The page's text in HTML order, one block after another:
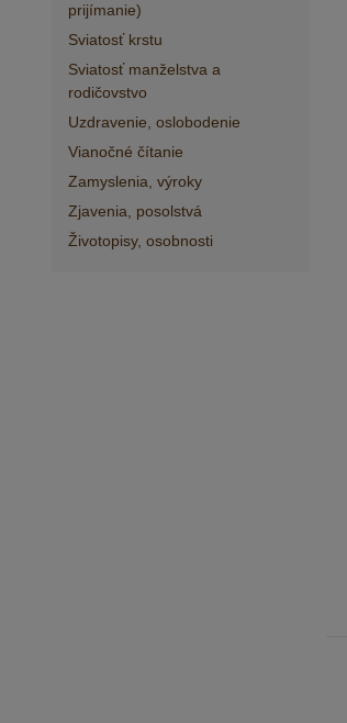
prijímanie)
Sviatosť krstu
Sviatosť manželstva a
rodičovstvo
Uzdravenie, oslobodenie
Vianočné čítanie
Zamyslenia, výroky
Zjavenia, posolstvá
Životopisy, osobnosti